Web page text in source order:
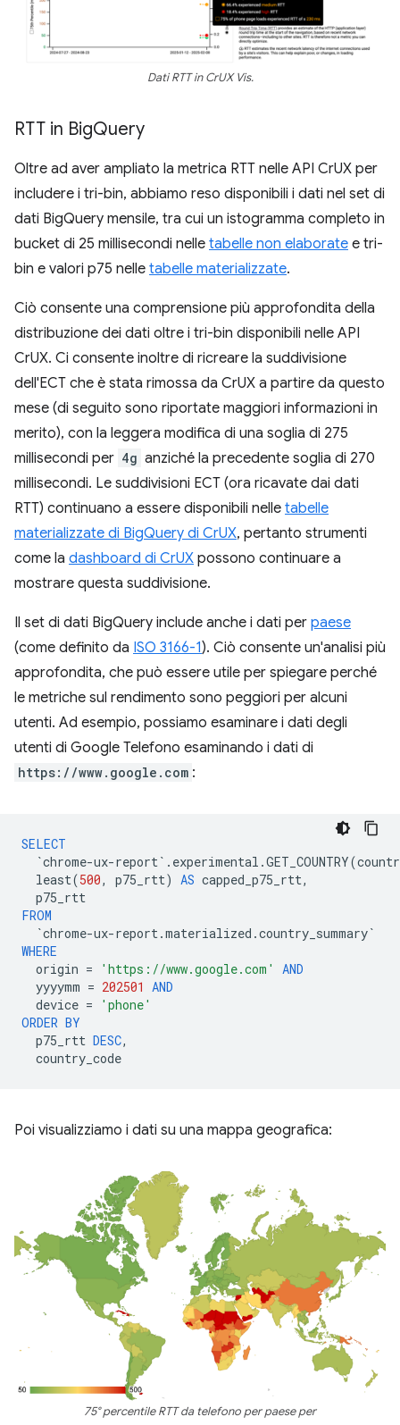
Dati RTT in CrUX Vis.
RTT in BigQuery
Oltre ad aver ampliato la metrica RTT nelle API CrUX per
includere i tri-bin, abbiamo reso disponibili i dati nel set di
dati BigQuery mensile, tra cui un istogramma completo in
bucket di 25 millisecondi nelle tabelle non elaborate e tri-
bin e valori p75 nelle tabelle materializzate.
Ciò consente una comprensione più approfondita della
distribuzione dei dati oltre i tri-bin disponibili nelle API
CrUX. Ci consente inoltre di ricreare la suddivisione
dell'ECT che è stata rimossa da CrUX a partire da questo
mese (di seguito sono riportate maggiori informazioni in
merito), con la leggera modifica di una soglia di 275
millisecondi per 4g anziché la precedente soglia di 270
millisecondi. Le suddivisioni ECT (ora ricavate dai dati
RTT) continuano a essere disponibili nelle tabelle
materializzate di BigQuery di CrUX, pertanto strumenti
come la dashboard di CrUX possono continuare a
mostrare questa suddivisione.
Il set di dati BigQuery include anche i dati per paese
(come definito da ISO 3166-1). Ciò consente un'analisi più
approfondita, che può essere utile per spiegare perché
le metriche sul rendimento sono peggiori per alcuni
utenti. Ad esempio, possiamo esaminare i dati degli
utenti di Google Telefono esaminando i dati di
https://www.google.com :
SELECT
`chrome-ux-report` . experimental .GET_COUNTRY(
least(500, p75_rtt) AS capped_p75_rtt,
p75_rtt
FROM
`chrome-ux-report.materialized .country_summary`
WHERE
origin = 'https://www.google.com'
AND
yyyymm = 202501 AND
device =
'phone'
ORDER BY
p75_rtt DESC,
country_code
Poi visualizziamo i dati su una mappa geografica:
75° percentile RTT da telefono per paese per